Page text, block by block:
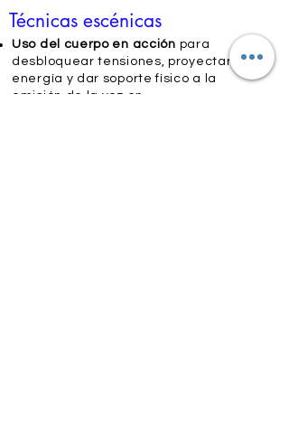
Técnicas escénicas
Uso del cuerpo en acción para
desbloquear tensiones, proyectar
energía y dar soporte físico a la
emisión de la voz en